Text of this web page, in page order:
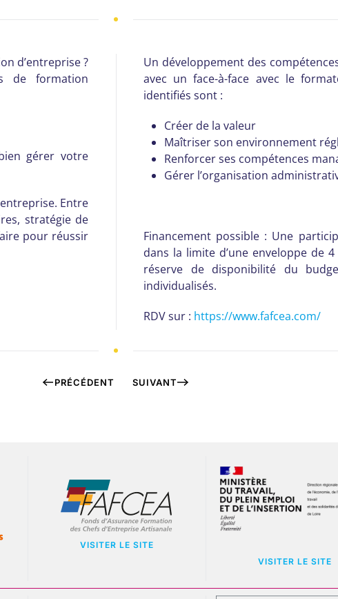
d’entreprise ?
de formation
gérer votre
Entre
stratégie de
pour réussir
Un développement des
avec un face-à-face avec le
identifiés sont :
Créer de la valeur
Maîtriser son environnement
Renforcer ses compétences
Gérer l’organisation
Financement possible : Une
dans la limite d’une enveloppe de
réserve de disponibilité du
individualisés.
RDV sur : https://www.fafcea.com/
PRÉCÉDENT SUIVANT
VISITER LE SITE
VISITER LE SITE